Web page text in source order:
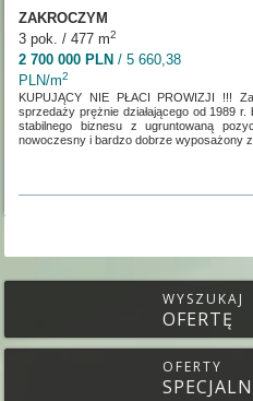
ZAKROCZYM
3 pok. / 477 m2
2 700 000 PLN / 5 660,38
PLN/m2
KUPUJĄCY NIE PŁACI PROWIZJI !!!
sprzedaży prężnie działającego od 1989
stabilnego biznesu z ugruntowaną
nowoczesny i bardzo dobrze wyposażony
WYSZUKAJ
OFERTĘ
OFERTY